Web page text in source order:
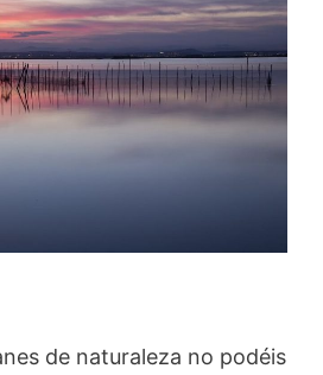
de naturaleza no podéis